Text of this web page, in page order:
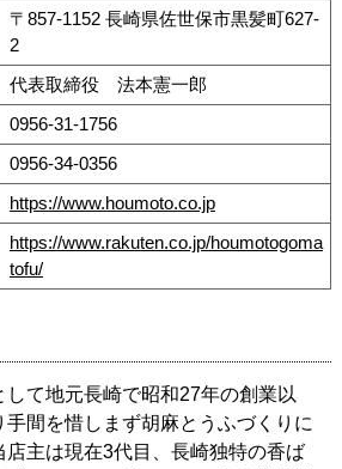
〒857-1152 長崎県佐世保市黒髪町627-
2
代表取締役 法本憲一郎
0956-31-1756
0956-34-0356
https://www.houmoto.co.jp
https://www.rakuten.co.jp/houmotogoma
tofu/
て地元長崎で昭和27年の創業以
間を惜しまず胡麻とうふづくりに
店主は現在3代目、長崎独特の香ば